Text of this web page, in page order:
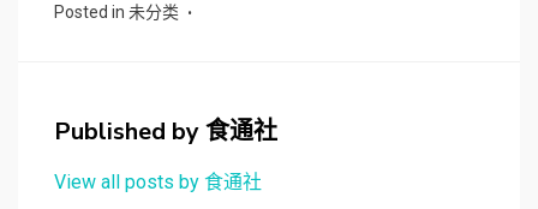
Posted in 未分类
Published by食通社
View all posts by 食通社